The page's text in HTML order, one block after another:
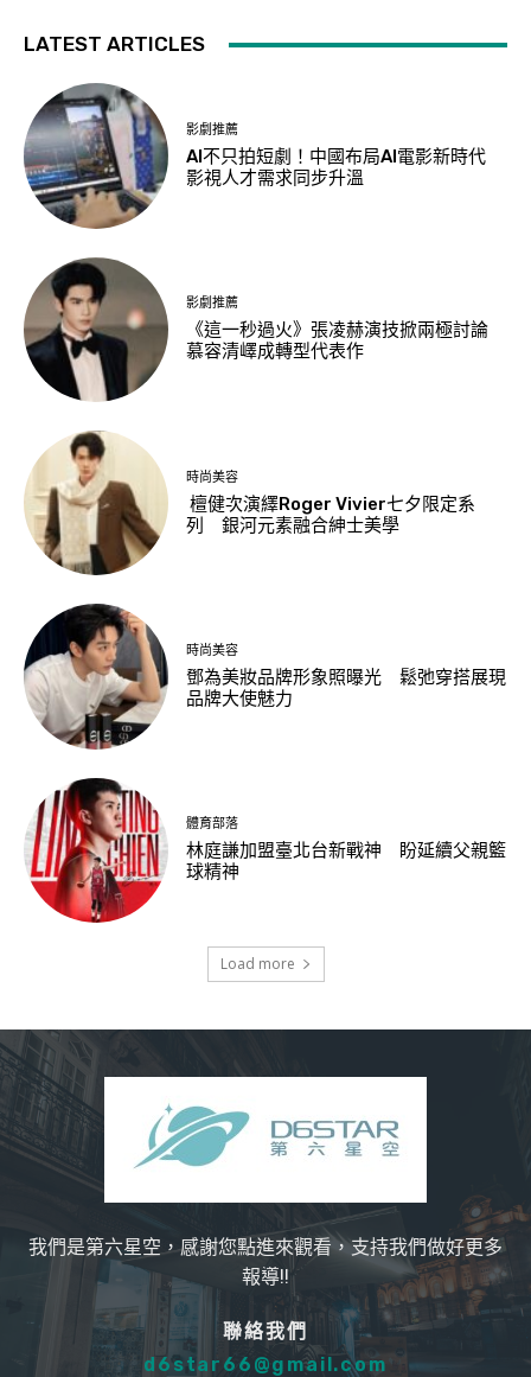
LATEST ARTICLES
影劇推薦
AI不只拍短劇！中國布局AI電影新時代
影視人才需求同步升溫
影劇推薦
《這一秒過火》張凌赫演技掀兩極討論
慕容清嶧成轉型代表作
時尚美容
檀健次演繹Roger Vivier七夕限定系
列 銀河元素融合紳士美學
時尚美容
鄧為美妝品牌形象照曝光 鬆弛穿搭展現
品牌大使魅力
體育部落
林庭謙加盟臺北台新戰神 盼延續父親籃
球精神
Load more
我們是第六星空，感謝您點進來觀看，支持我們做好更多
報導!!
聯絡我們
d6star66@gmail.com